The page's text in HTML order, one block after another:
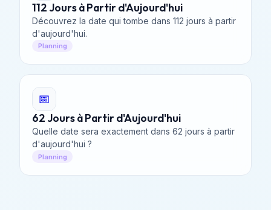
112 Jours à Partir d'Aujourd'hui
Découvrez la date qui tombe dans 112 jours à partir
d'aujourd'hui.
Planning
📅
62 Jours à Partir d'Aujourd'hui
Quelle date sera exactement dans 62 jours à partir
d'aujourd'hui ?
Planning